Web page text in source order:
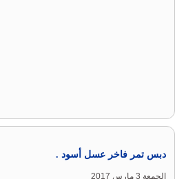
دبس تمر فاخر عسل أسود .
الجمعة 3 مارس 2017